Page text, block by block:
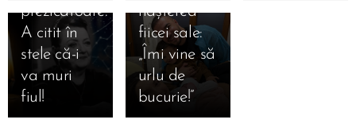
prezicătoare:
A citit în
stele că-i
va muri
fiul!
nașterea
fiicei sale:
„Îmi vine să
urlu de
bucurie!”
08.08.2025
🎂 Theo
Rose
împlinește